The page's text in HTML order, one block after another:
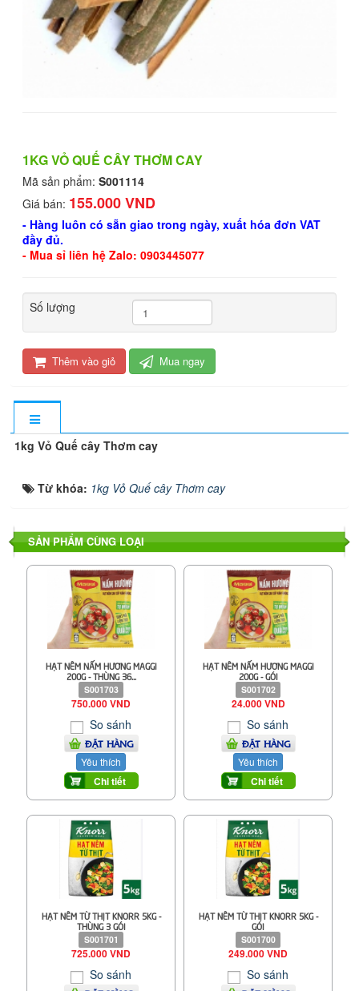
1KG VỎ QUẾ CÂY THƠM CAY
Mã sản phẩm: S001114
Giá bán: 155.000 VND
- Hàng luôn có sẵn giao trong ngày, xuất hóa đơn VAT
đầy đủ.
- Mua sỉ liên hệ Zalo: 0903445077
Số lượng
Thêm vào giỏ Mua ngay
1kg Vỏ Quế cây Thơm cay
Từ khóa: 1kg Vỏ Quế cây Thơm cay
SẢN PHẨM CÙNG LOẠI
HẠT NÊM NẤM HƯƠNG MAGGI
200G - THÙNG 36...
S001703
750.000 VND
So sánh
ĐẶT HÀNG
Yêu thích
Chi tiết
HẠT NÊM NẤM HƯƠNG MAGGI
200G - GÓI
S001702
24.000 VND
So sánh
ĐẶT HÀNG
Yêu thích
Chi tiết
HẠT NÊM TỪ THỊT KNORR 5KG -
THÙNG 3 GÓI
S001701
725.000 VND
So sánh
HẠT NÊM TỪ THỊT KNORR 5KG -
GÓI
S001700
249.000 VND
So sánh